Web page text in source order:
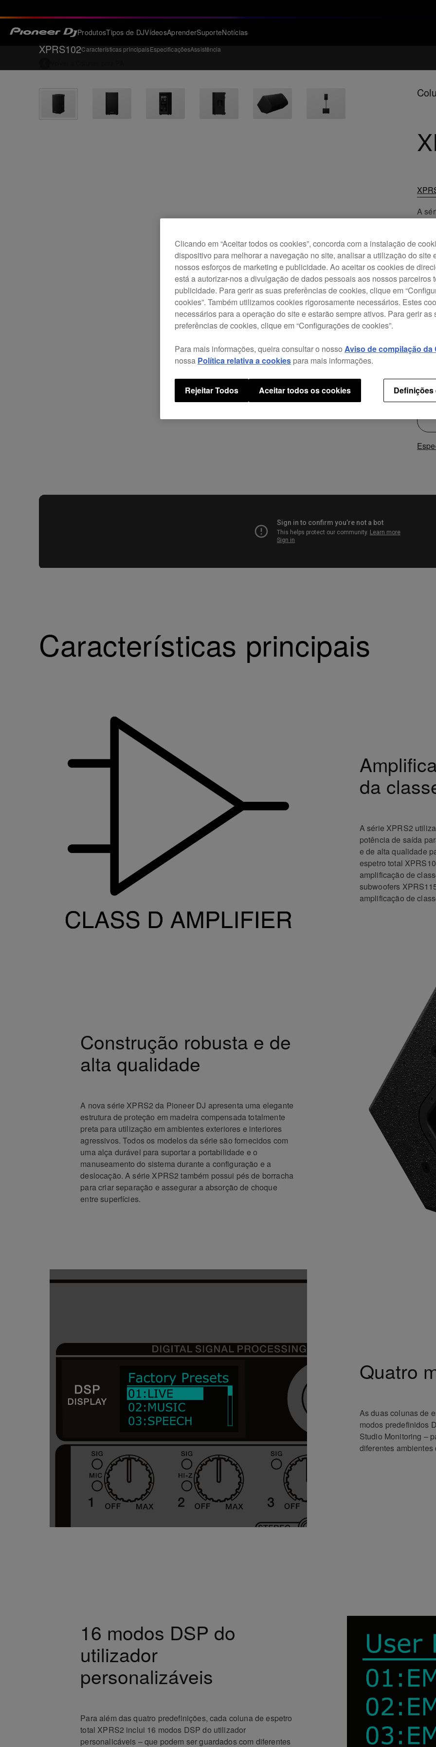
ProdutosTipos de DJVídeosAprenderSuporteNotícias
XPRS102Características principaisEspecificaçõesAssistência
A
da
de
som
e
Características principais
da
A série XPRS2
potência de saída
e de alta qualidade
espetro total
amplificação de
subwoofers
amplificação de
Construção robusta e de
alta qualidade
A nova série XPRS2 da Pioneer DJ apresenta uma elegante
estrutura de proteção em madeira compensada totalmente
preta para utilização em ambientes exteriores e interiores
agressivos. Todos os modelos da série são fornecidos com
uma alça durável para suportar a portabilidade e o
manuseamento do sistema durante a configuração e a
deslocação. A série XPRS2 também possui pés de borracha
para criar separação e assegurar a absorção de choque
entre superfícies.
Quatro
As duas colunas de
modos predefinidos
Studio Monitoring –
diferentes ambientes
16 modos DSP do
utilizador
personalizáveis
Para além das quatro predefinições, cada coluna de espetro
total XPRS2 inclui 16 modos DSP do utilizador
personalicáveis – que podem ser guardados com diferentes
Clicando em “Aceitar todos os cookies”, concorda com a instalação de
dispositivo para melhorar a navegação no site, analisar a utilização do site
nossos esforços de marketing e publicidade. Ao aceitar os cookies de
está a autorizar-nos a divulgação de dados pessoais aos nossos parceiros
publicidade. Para gerir as suas preferências de cookies, clique em
cookies”. Também utilizamos cookies rigorosamente necessários. Estes
necessários para a operação do site e estarão sempre ativos. Para gerir as
preferências de cookies, clique em “Configurações de cookies”.
Para mais informações, queira consultar o nosso Aviso de compilação da
nossa Política relativa a cookies para mais informações.
Rejeitar Todos Aceitar todos os cookies